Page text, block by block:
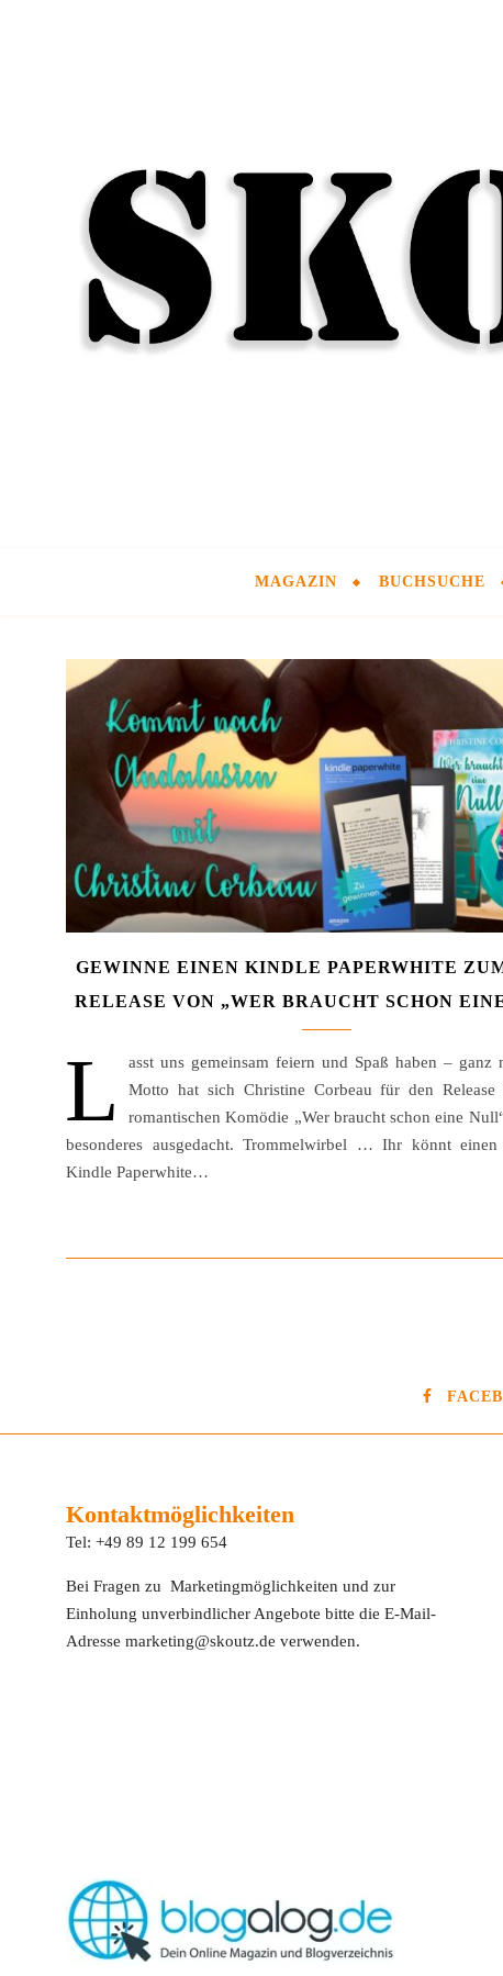
MAGAZIN BUCHSUCHE
GEWINNE EINEN KINDLE PAPERWHITE
RELEASE VON „WER BRAUCHT SCHON
L
asst uns gemeinsam feiern und Spaß haben – ganz
Motto hat sich Christine Corbeau für den Release
romantischen Komödie „Wer braucht schon eine
besonderes ausgedacht. Trommelwirbel … Ihr könnt einen
Kindle Paperwhite…
Kontaktmöglichkeiten
Tel: +49 89 12 199 654
Bei Fragen zu Marketingmöglichkeiten und zur
Einholung unverbindlicher Angebote bitte die E-Mail-
Adresse marketing@skoutz.de verwenden.